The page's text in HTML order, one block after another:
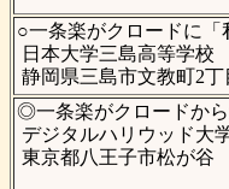
○一条楽がクロードに「
日本大学三島高等学校
静岡県三島市文教町2丁
◎一条楽がクロードか
デジタルハリウッド大
東京都八王子市松が谷